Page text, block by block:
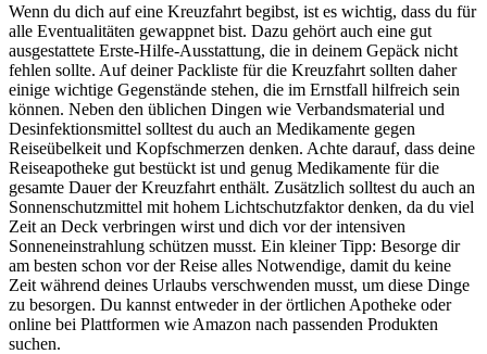
Wenn du dich auf eine Kreuzfahrt begibst, ist es wichtig, dass du für
alle Eventualitäten gewappnet bist. Dazu gehört auch eine gut
ausgestattete Erste-Hilfe-Ausstattung, die in deinem Gepäck nicht
fehlen sollte. Auf deiner Packliste für die Kreuzfahrt sollten daher
einige wichtige Gegenstände stehen, die im Ernstfall hilfreich sein
können. Neben den üblichen Dingen wie Verbandsmaterial und
Desinfektionsmittel solltest du auch an Medikamente gegen
Reiseübelkeit und Kopfschmerzen denken. Achte darauf, dass deine
Reiseapotheke gut bestückt ist und genug Medikamente für die
gesamte Dauer der Kreuzfahrt enthält. Zusätzlich solltest du auch an
Sonnenschutzmittel mit hohem Lichtschutzfaktor denken, da du viel
Zeit an Deck verbringen wirst und dich vor der intensiven
Sonneneinstrahlung schützen musst. Ein kleiner Tipp: Besorge dir
am besten schon vor der Reise alles Notwendige, damit du keine
Zeit während deines Urlaubs verschwenden musst, um diese Dinge
zu besorgen. Du kannst entweder in der örtlichen Apotheke oder
online bei Plattformen wie Amazon nach passenden Produkten
suchen.